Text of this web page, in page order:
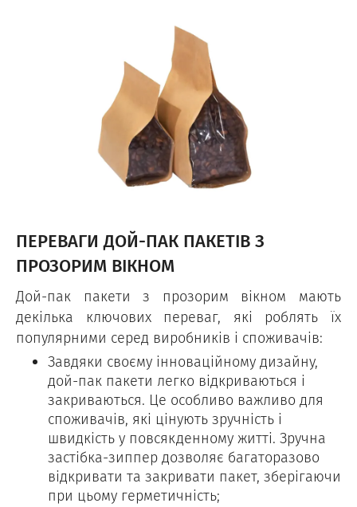
ПЕРЕВАГИ ДОЙ-ПАК ПАКЕТІВ З
ПРОЗОРИМ ВІКНОМ
Дой-пак пакети з прозорим вікном мають
декілька ключових переваг, які роблять їх
популярними серед виробників і споживачів:
Завдяки своєму інноваційному дизайну,
дой-пак пакети легко відкриваються і
закриваються. Це особливо важливо для
споживачів, які цінують зручність і
швидкість у повсякденному житті. Зручна
застібка-зиппер дозволяє багаторазово
відкривати та закривати пакет, зберігаючи
при цьому герметичність;